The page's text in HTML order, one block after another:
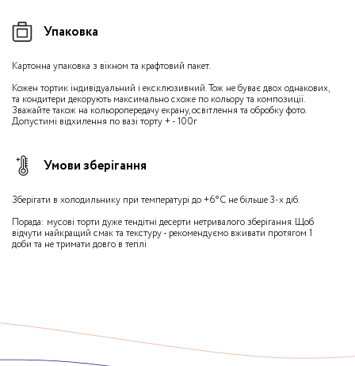
Упаковка
Картонна упаковка з вікном та крафтовий пакет.
Кожен тортик індивідуальний і ексклюзивний. Тож не буває двох однакових,
та кондитери декорують максимально схоже по кольору та композиції.
Зважайте також на кольоропередачу екрану, освітлення та обробку фото.
Допустимі відхилення по вазі торту + - 100г
Умови зберігання
Зберігати в холодильнику при температурі до +6°С не більше 3-х діб.
Порада: мусові торти дуже тендітні десерти нетривалого зберігання. Щоб
відчути найкращий смак та текстуру - рекомендуємо вживати протягом 1
доби та не тримати довго в теплі